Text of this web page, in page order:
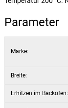
Parameter
Marke:
Breite:
Erhitzen im Backofen: